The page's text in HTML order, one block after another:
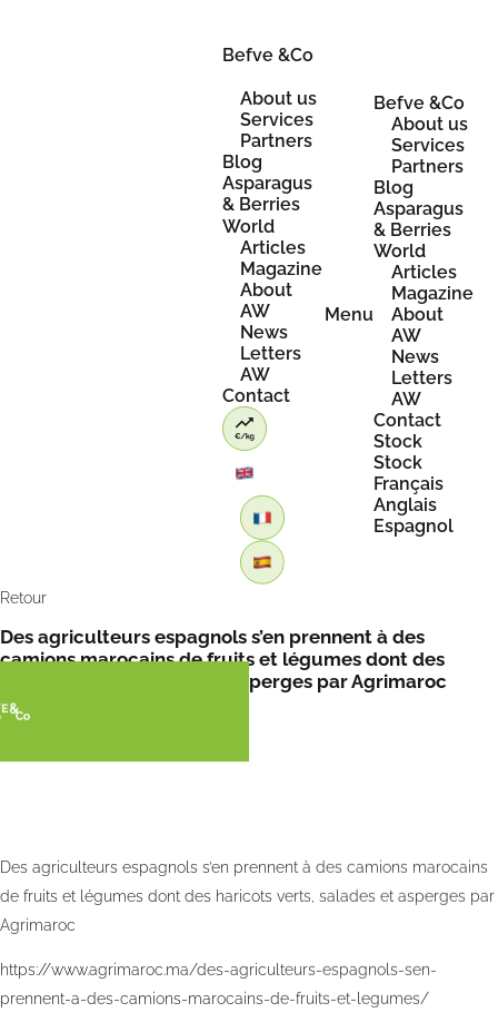
Befve &Co
About us
Services
Partners
Blog
Asparagus
& Berries
World
Articles
Magazine
About
AW
News
Letters
AW
Contact
Menu
Befve &Co
About us
Services
Partners
Blog
Asparagus
& Berries
World
Articles
Magazine
About
AW
News
Letters
AW
Contact
Stock
Stock
Français
Anglais
Espagnol
Retour
Des agriculteurs espagnols s’en prennent à des
camions marocains de fruits et légumes dont des
haricots verts, salades et asperges par Agrimaroc
Des agriculteurs espagnols s’en prennent à des camions marocains
de fruits et légumes dont des haricots verts, salades et asperges par
Agrimaroc
https://www.agrimaroc.ma/des-agriculteurs-espagnols-sen-
prennent-a-des-camions-marocains-de-fruits-et-legumes/